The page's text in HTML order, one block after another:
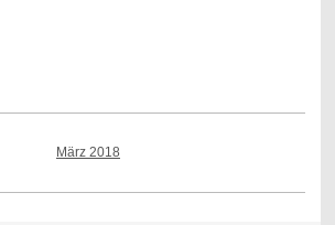
März 2018